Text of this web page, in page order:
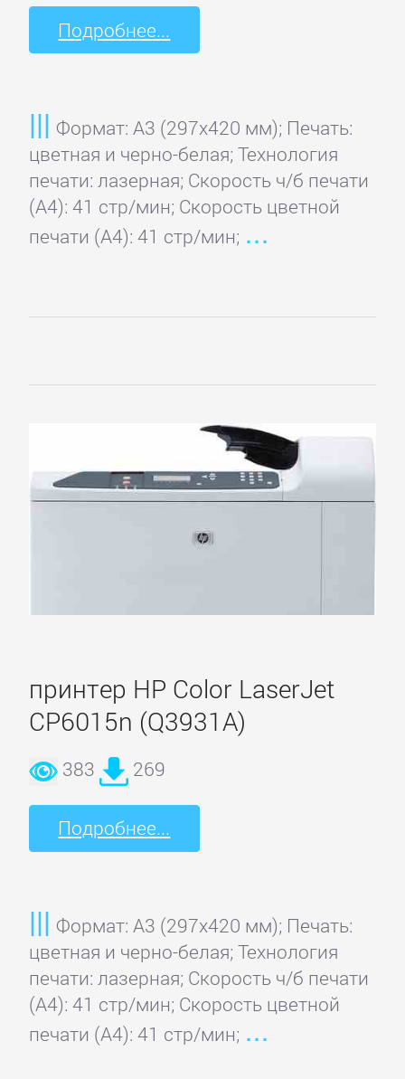
Подробнее...
Формат: A3 (297x420 мм); Печать:
цветная и черно-белая; Технология
печати: лазерная; Скорость ч/б печати
(А4): 41 стр/мин; Скорость цветной
печати (А4): 41 стр/мин;
принтер HP Color LaserJet
CP6015n (Q3931A)
383 269
Подробнее...
Формат: A3 (297x420 мм); Печать:
цветная и черно-белая; Технология
печати: лазерная; Скорость ч/б печати
(А4): 41 стр/мин; Скорость цветной
печати (А4): 41 стр/мин;